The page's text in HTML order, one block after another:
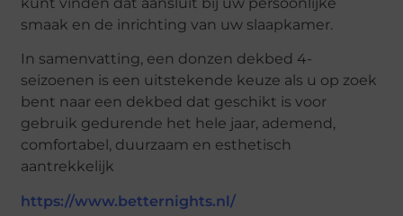
smaak en de inrichting van uw slaapkamer.
In samenvatting, een donzen dekbed 4-
seizoenen is een uitstekende keuze als u op zoek
bent naar een dekbed dat geschikt is voor
gebruik gedurende het hele jaar, ademend,
comfortabel, duurzaam en esthetisch
aantrekkelijk
https://www.betternights.nl/